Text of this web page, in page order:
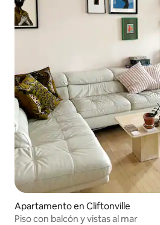
Apartamento en Cliftonville
Piso con balcón y vistas al mar